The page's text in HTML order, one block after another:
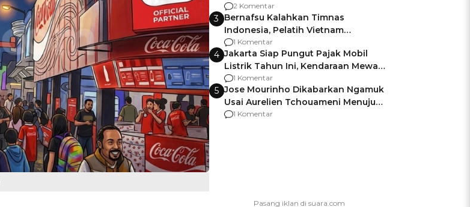
Pemalang
2 Komentar
3 Bernafsu Kalahkan Timnas
Indonesia, Pelatih Vietnam
Berencana Pakai Jimat di Pakansari
1 Komentar
4 Jakarta Siap Pungut Pajak Mobil
Listrik Tahun Ini, Kendaraan Mewah
Kena hingga 75% PKB
1 Komentar
5 Jose Mourinho Dikabarkan Ngamuk
Usai Aurelien Tchouameni Menuju
Manchester United
1 Komentar